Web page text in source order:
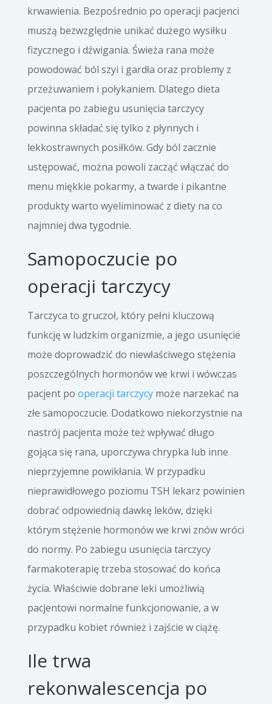
krwawienia. Bezpośrednio po operacji pacjenci
muszą bezwzględnie unikać dużego wysiłku
fizycznego i dźwigania. Świeża rana może
powodować ból szyi i gardła oraz problemy z
przeżuwaniem i połykaniem. Dlatego dieta
pacjenta po zabiegu usunięcia tarczycy
powinna składać się tylko z płynnych i
lekkostrawnych posiłków. Gdy ból zacznie
ustępować, można powoli zacząć włączać do
menu miękkie pokarmy, a twarde i pikantne
produkty warto wyeliminować z diety na co
najmniej dwa tygodnie.
Samopoczucie po
operacji tarczycy
Tarczyca to gruczoł, który pełni kluczową
funkcję w ludzkim organizmie, a jego usunięcie
może doprowadzić do niewłaściwego stężenia
poszczególnych hormonów we krwi i wówczas
pacjent po operacji tarczycymoże narzekać na
złe samopoczucie. Dodatkowo niekorzystnie na
nastrój pacjenta może też wpływać długo
gojąca się rana, uporczywa chrypka lub inne
nieprzyjemne powikłania. W przypadku
nieprawidłowego poziomu TSH lekarz powinien
dobrać odpowiednią dawkę leków, dzięki
którym stężenie hormonów we krwi znów wróci
do normy. Po zabiegu usunięcia tarczycy
farmakoterapię trzeba stosować do końca
życia. Właściwie dobrane leki umożliwią
pacjentowi normalne funkcjonowanie, a w
przypadku kobiet również i zajście w ciążę.
Ile trwa
rekonwalescencja po